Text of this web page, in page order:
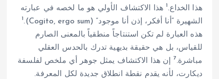
هذا الخداع.1 هذا الاكتشاف الأولي هو ما لخصه في عبارته
الشهيرة “أنا أفكر، إذن أنا موجود” (Cogito, ergo sum).
1
هذه العبارة لم تكن استنتاجاً منطقياً بالمعنى الصارم
للقياس، بل هي حقيقة بديهية تدرك بالحدس العقلي
مباشرة.7
إن هذا الاكتشاف يمثل جوهر أي ملخص لفلسفة
ديكارت، لأنه يقدم نقطة انطلاق جديدة لكل المعرفة.